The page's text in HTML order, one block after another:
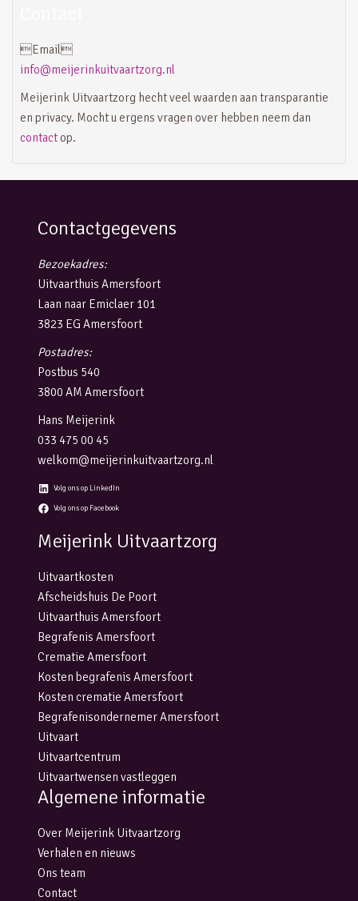
Email
info@meijerinkuitvaartzorg.nl
Meijerink Uitvaartzorg hecht veel waarden aan transparantie
en privacy. Mocht u ergens vragen over hebben neem dan
contact op.
Contactgegevens
Bezoekadres:
Uitvaarthuis Amersfoort
Laan naar Emiclaer 101
3823 EG Amersfoort
Postadres:
Postbus 540
3800 AM Amersfoort
Hans Meijerink
033 475 00 45
welkom@meijerinkuitvaartzorg.nl
Volg ons op LinkedIn
Volg ons op Facebook
Meijerink Uitvaartzorg
Uitvaartkosten
Afscheidshuis De Poort
Uitvaarthuis Amersfoort
Begrafenis Amersfoort
Crematie Amersfoort
Kosten begrafenis Amersfoort
Kosten crematie Amersfoort
Begrafenisondernemer Amersfoort
Uitvaart
Uitvaartcentrum
Uitvaartwensen vastleggen
Algemene informatie
Over Meijerink Uitvaartzorg
Verhalen en nieuws
Ons team
Contact